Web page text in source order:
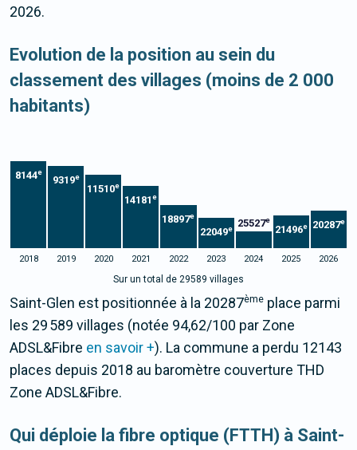
2026.
Evolution de la position au sein du
classement des villages (moins de 2 000
habitants)
8144e
9319e
11510e
14181e
18897e
22049e 25527e
21496e 20287e
2018 2019 2020 2021 2022 2023 2024 2025 2026
Sur un total de 29589 villages
Saint-Glen est positionnée à la 20287ème place parmi
les 29 589 villages (notée 94,62/100 par Zone
ADSL&Fibre en savoir +). La commune a perdu 12143
places depuis 2018 au baromètre couverture THD
Zone ADSL&Fibre.
Qui déploie la fibre optique (FTTH) à Saint-